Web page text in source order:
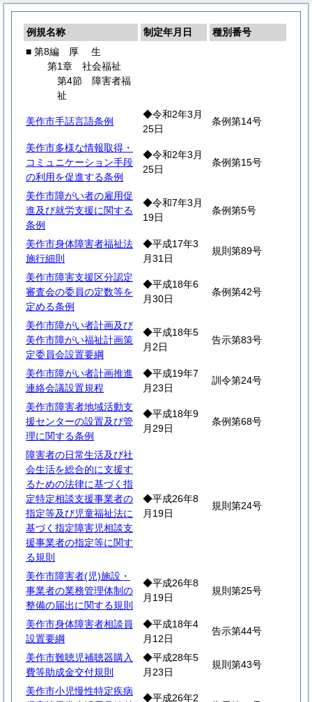
例規名称 制定年月日
種別番号
■ 第8編 厚 生
第1章 社会福祉
第4節 障害者福
祉
美作市手話言語条例
◆令和2年3月
25日
条例第14号
美作市多様な情報取得・
コミュニケーション手段
の利用を促進する条例
◆令和2年3月
25日
条例第15号
美作市障がい者の雇用促
進及び就労支援に関する
条例
◆令和7年3月
19日
条例第5号
美作市身体障害者福祉法
施行細則
◆平成17年3
月31日
規則第89号
美作市障害支援区分認定
審査会の委員の定数等を
定める条例
◆平成18年6
月30日
条例第42号
美作市障がい者計画及び
美作市障がい福祉計画策
定委員会設置要綱
◆平成18年5
月2日
告示第83号
美作市障がい者計画推進
連絡会議設置規程
◆平成19年7
月23日
訓令第24号
美作市障害者地域活動支
援センターの設置及び管
理に関する条例
◆平成18年9
月29日
条例第68号
障害者の日常生活及び社
会生活を総合的に支援す
るための法律に基づく指
定特定相談支援事業者の
指定等及び児童福祉法に
基づく指定障害児相談支
援事業者の指定等に関す
る規則
◆平成26年8
月19日
規則第24号
美作市障害者(児)施設・
事業者の業務管理体制の
整備の届出に関する規則
◆平成26年8
月19日
規則第25号
美作市身体障害者相談員
設置要綱
◆平成18年4
月12日
告示第44号
美作市難聴児補聴器購入
費等助成金交付規則
◆平成28年5
月23日
規則第43号
美作市小児慢性特定疾病
◆平成26年2